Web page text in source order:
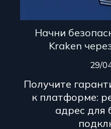
Начни
Kraken
29/
Получите
к платформе:
адрес для